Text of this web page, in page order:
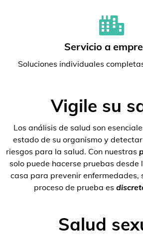
Servicio a
Soluciones individuales
Vigile su
Los análisis de salud son
estado de su organismo y
riesgos para la salud. Con nuestras
solo puede hacerse pruebas desde
casa para prevenir enfermedades,
proceso de prueba es
Salud